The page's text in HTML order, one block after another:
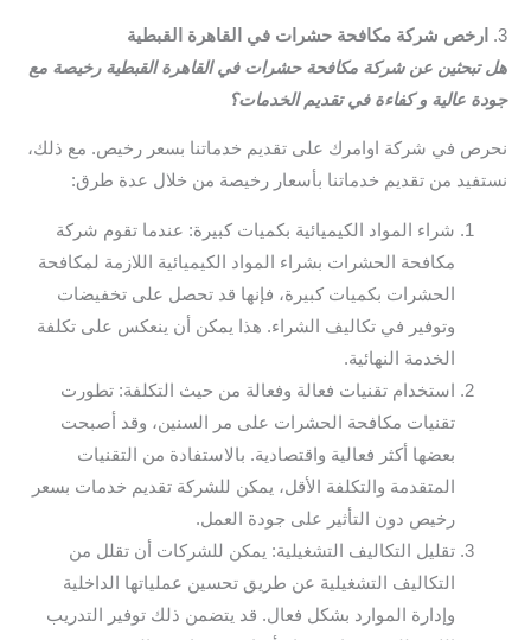
3.
ارخص شركة مكافحة حشرات في القاهرة القبطية
هل تبحثين عن شركة مكافحة حشرات في القاهرة القبطية رخيصة مع
جودة عالية و كفاءة في تقديم الخدمات؟
نحرص في شركة اوامرك على تقديم خدماتنا بسعر رخيص. مع ذلك،
نستفيد من تقديم خدماتنا بأسعار رخيصة من خلال عدة طرق:
شراء المواد الكيميائية بكميات كبيرة: عندما تقوم شركة
مكافحة الحشرات بشراء المواد الكيميائية اللازمة لمكافحة
الحشرات بكميات كبيرة، فإنها قد تحصل على تخفيضات
وتوفير في تكاليف الشراء. هذا يمكن أن ينعكس على تكلفة
الخدمة النهائية.
استخدام تقنيات فعالة وفعالة من حيث التكلفة: تطورت
تقنيات مكافحة الحشرات على مر السنين، وقد أصبحت
بعضها أكثر فعالية واقتصادية. بالاستفادة من التقنيات
المتقدمة والتكلفة الأقل، يمكن للشركة تقديم خدمات بسعر
رخيص دون التأثير على جودة العمل.
تقليل التكاليف التشغيلية: يمكن للشركات أن تقلل من
التكاليف التشغيلية عن طريق تحسين عملياتها الداخلية
وإدارة الموارد بشكل فعال. قد يتضمن ذلك توفير التدريب